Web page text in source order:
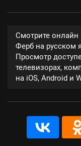
Смотрите онлайн
Ферб на русском
Просмотр
телевизорах,
на iOS, Android и